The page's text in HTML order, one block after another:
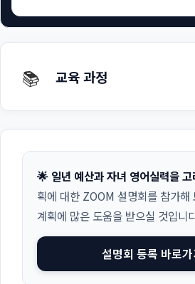
📚 교육 과정
🌟 일년 예산과 자녀 영어실력을 고
획에 대한 ZOOM 설명회를 참가해
계획에 많은 도움을 받으실 것입니
설명회 등록 바로